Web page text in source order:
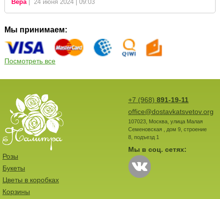
Вера| 24 июня 2024 | 09:03
Мы принимаем:
Посмотреть все
+7 (968) 891-19-11
office@dostavkatsvetov.org
107023, Москва, улица Малая
Семеновская , дом 9, строение
8, подъезд 1
Мы в соц. сетях:
Розы
Букеты
Цветы в коробках
Корзины